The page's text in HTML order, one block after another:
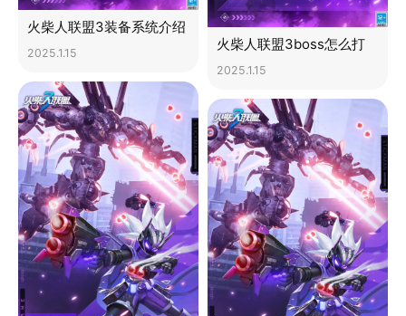
火柴人联盟3装备系统介绍
2025.1.15 火柴人联盟3boss怎么打
2025.1.15